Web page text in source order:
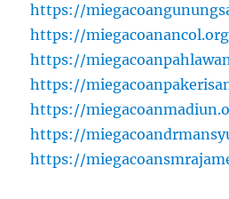
https://
https://miegacoanancol.org
https://
https://
https://
https://
https://